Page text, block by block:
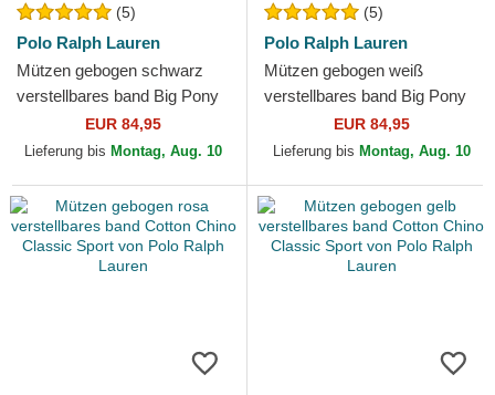
(5)
Polo Ralph Lauren
Mützen gebogen schwarz
verstellbares band Big Pony
Chino Classic Sport von Polo
Ralph Lauren
EUR 84,95
Lieferung bis Montag, Aug. 10
(5)
Polo Ralph Lauren
Mützen gebogen weiß
verstellbares band Big Pony
Chino Classic Sport von Polo
Ralph Lauren
EUR 84,95
Lieferung bis Montag, Aug. 10